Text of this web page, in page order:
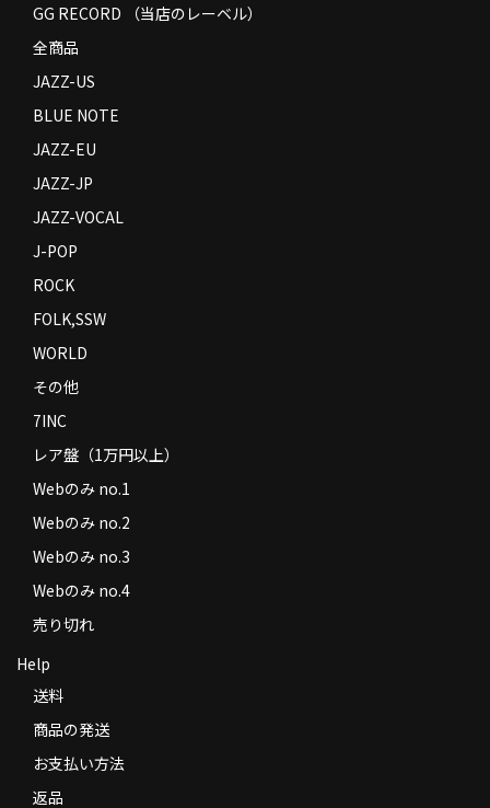
GG RECORD （当店のレーベル）
全商品
JAZZ-US
BLUE NOTE
JAZZ-EU
JAZZ-JP
JAZZ-VOCAL
J-POP
ROCK
FOLK,SSW
WORLD
その他
7INC
レア盤（1万円以上）
Webのみ no.1
Webのみ no.2
Webのみ no.3
Webのみ no.4
売り切れ
Help
送料
商品の発送
お支払い方法
返品